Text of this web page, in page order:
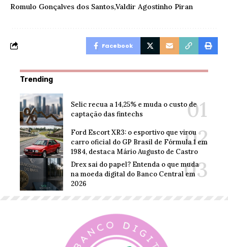
Romulo Gonçalves dos SantosValdir Agostinho Piran
Facebook
Trending
Selic recua a 14,25% e muda o custo de
captação das fintechs
Ford Escort XR3: o esportivo que virou
carro oficial do GP Brasil de Fórmula 1 em
1984, destaca Mário Augusto de Castro
Drex sai do papel? Entenda o que muda
na moeda digital do Banco Central em
2026